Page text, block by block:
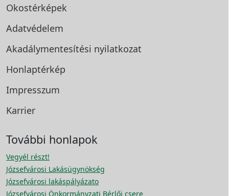
Okostérképek
Adatvédelem
Akadálymentesítési nyilatkozat
Honlaptérkép
Impresszum
Karrier
További honlapok
Vegyél részt!
Józsefvárosi Lakásügynökség
Józsefvárosi lakáspályázato
Józsefvárosi Önkormányzati Bérlői csere